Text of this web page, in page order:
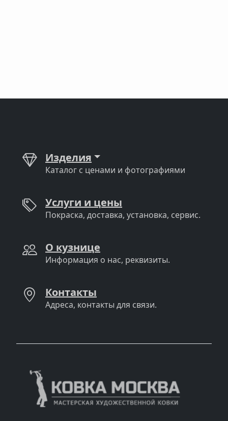
Изделия
Каталог с ценами и фотографиями
Услуги и цены
Покраска, доставка, установка, сервис.
О кузнице
Информация о нас, реквизиты.
Контакты
Адреса, контакты для связи.